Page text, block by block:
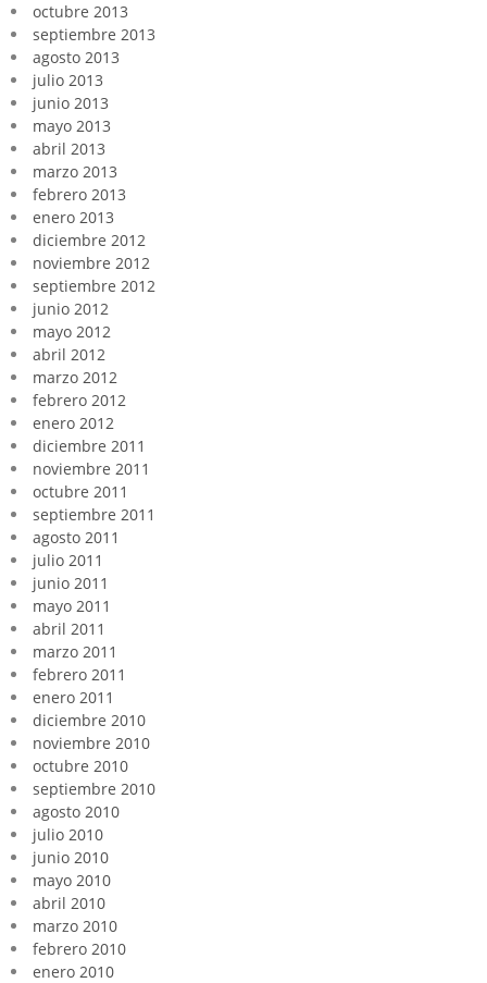
octubre 2013
septiembre 2013
agosto 2013
julio 2013
junio 2013
mayo 2013
abril 2013
marzo 2013
febrero 2013
enero 2013
diciembre 2012
noviembre 2012
septiembre 2012
junio 2012
mayo 2012
abril 2012
marzo 2012
febrero 2012
enero 2012
diciembre 2011
noviembre 2011
octubre 2011
septiembre 2011
agosto 2011
julio 2011
junio 2011
mayo 2011
abril 2011
marzo 2011
febrero 2011
enero 2011
diciembre 2010
noviembre 2010
octubre 2010
septiembre 2010
agosto 2010
julio 2010
junio 2010
mayo 2010
abril 2010
marzo 2010
febrero 2010
enero 2010